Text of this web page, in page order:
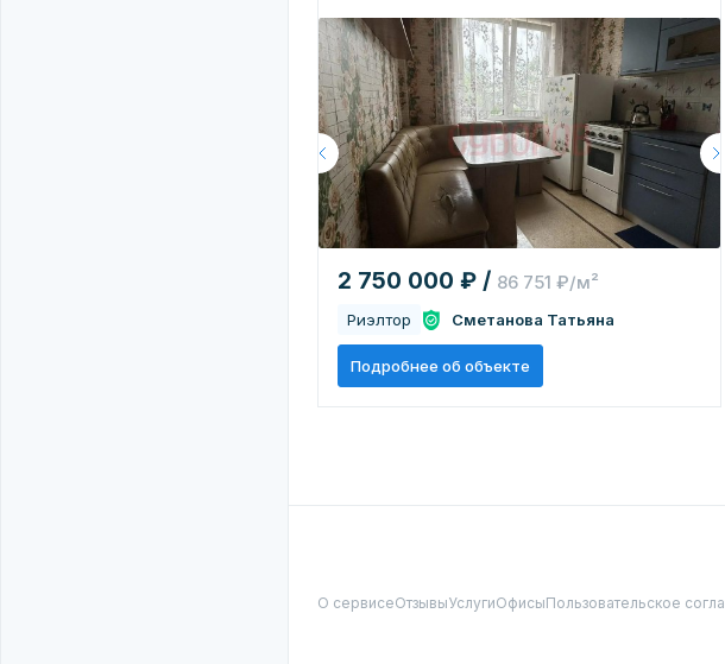
2 750 000 ₽ / 86 751 ₽/м²
Риэлтор Сметанова Татьяна
Подробнее об объекте
О сервисеОтзывыУслугиОфисыПользовательское